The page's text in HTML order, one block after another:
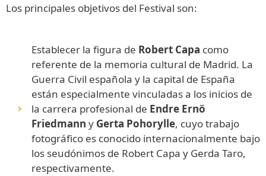
Los principales objetivos del Festival son:
Establecer la figura de Robert Capa como
referente de la memoria cultural de Madrid. La
Guerra Civil española y la capital de España
están especialmente vinculadas a los inicios de
la carrera profesional de Endre Ernö
Friedmann y Gerta Pohorylle, cuyo trabajo
fotográfico es conocido internacionalmente bajo
los seudónimos de Robert Capa y Gerda Taro,
respectivamente.